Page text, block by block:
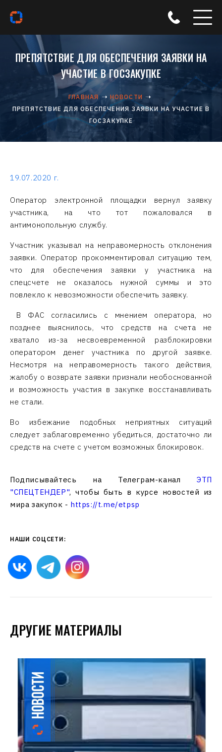
ПРЕПЯТСТВИЕ ДЛЯ ОБЕСПЕЧЕНИЯ ЗАЯВКИ НА
УЧАСТИЕ В ГОСЗАКУПКЕ
ГЛАВНАЯ
НОВОСТИ
ПРЕПЯТСТВИЕ ДЛЯ ОБЕСПЕЧЕНИЯ ЗАЯВКИ НА УЧАСТИЕ В
ГОСЗАКУПКЕ
19.07.2020 г.
Оператор электронной площадки вернул заявку
участника, на что тот пожаловался в
антимонопольную службу.
Участник указывал на неправомерность отклонения
заявки. Оператор прокомментировал ситуацию тем,
что для обеспечения заявки у участника на
спецсчете не оказалось нужной суммы и это
повлекло к невозможности обеспечить заявку.
В ФАС согласились с мнением оператора, но
позднее выяснилось, что средств на счета не
хватало из-за несвоевременной разблокировки
оператором денег участника по другой заявке.
Несмотря на неправомерность такого действия,
жалобу о возврате заявки признали необоснованной
и возможность участия в закупке восстанавливать
не стали.
Во избежание подобных неприятных ситуаций
следует заблаговременно убедиться, достаточно ли
средств на счете с учетом возможных блокировок.
Подписывайтесь на Телеграм-каналЭТП
"СПЕЦТЕНДЕР", чтобы быть в курсе новостей из
мира закупок - https://t.me/etpsp
НАШИ СОЦСЕТИ:
ДРУГИЕ МАТЕРИАЛЫ